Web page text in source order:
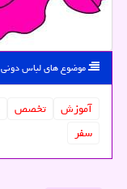
موضوع های لباس دونی
آموزش تخصص
سفر